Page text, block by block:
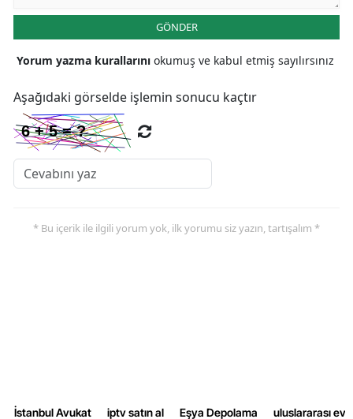
GÖNDER
Yorum yazma kurallarını okumuş ve kabul etmiş sayılırsınız
Aşağıdaki görselde işlemin sonucu kaçtır
* Bu içerik ile ilgili yorum yok, ilk yorumu siz yazın, tartışalım *
İstanbul Avukat iptv satın al Eşya Depolama uluslararası